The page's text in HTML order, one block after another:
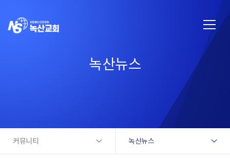
녹산뉴스
커뮤니티 녹산뉴스